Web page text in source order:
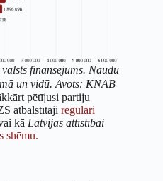
finansējums. Naudu
un vidū. Avots: KNAB
pētījusi partiju
atbalstītāji regulāri
kā Latvijas attīstībai
shēmu.